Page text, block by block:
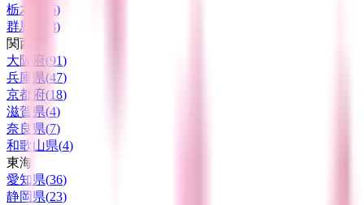
栃木県
5)
群馬県
8)
関西
大阪府(91)
兵庫県(47)
京都府(18)
滋賀県(4)
奈良県(7)
和歌山県(4)
東海
愛知県(36)
静岡県(23)